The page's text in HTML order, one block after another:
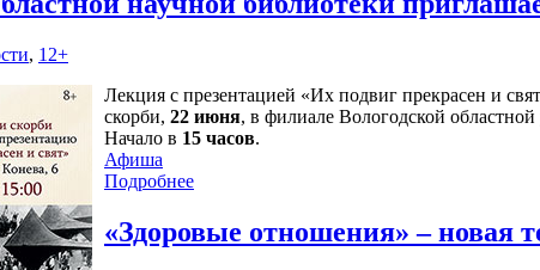
, 12+
Лекция с презентацией «Их подвиг прекрасен и
скорби, 22 июня, в филиале Вологодской
Начало в 15 часов.
Афиша
Подробнее
«Здоровые отношения» – новая